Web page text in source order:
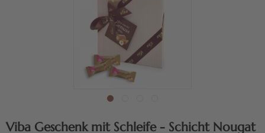
Viba Geschenk mit Schleife - Schicht Nougat